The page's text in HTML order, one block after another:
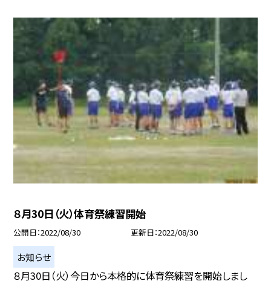
８月30日（火）体育祭練習開始
公開日 2022/08/30 更新日 2022/08/30
お知らせ
８月30日（火）今日から本格的に体育祭練習を開始しまし